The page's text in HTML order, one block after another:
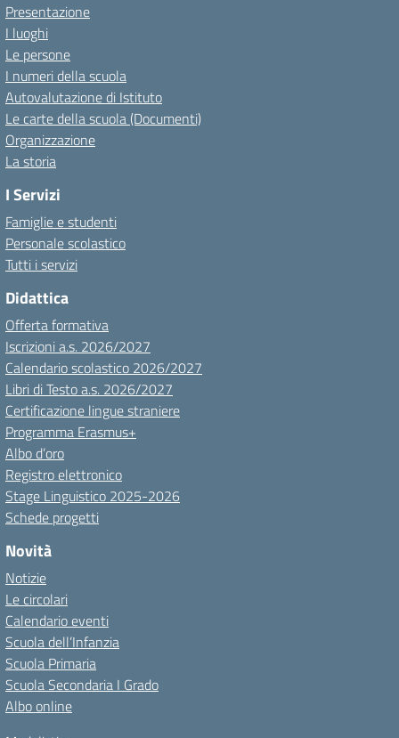
Presentazione
I luoghi
Le persone
I numeri della scuola
Autovalutazione di Istituto
Le carte della scuola (Documenti)
Organizzazione
La storia
I Servizi
Famiglie e studenti
Personale scolastico
Tutti i servizi
Didattica
Offerta formativa
Iscrizioni a.s. 2026/2027
Calendario scolastico 2026/2027
Libri di Testo a.s. 2026/2027
Certificazione lingue straniere
Programma Erasmus+
Albo d’oro
Registro elettronico
Stage Linguistico 2025-2026
Schede progetti
Novità
Notizie
Le circolari
Calendario eventi
Scuola dell’Infanzia
Scuola Primaria
Scuola Secondaria I Grado
Albo online